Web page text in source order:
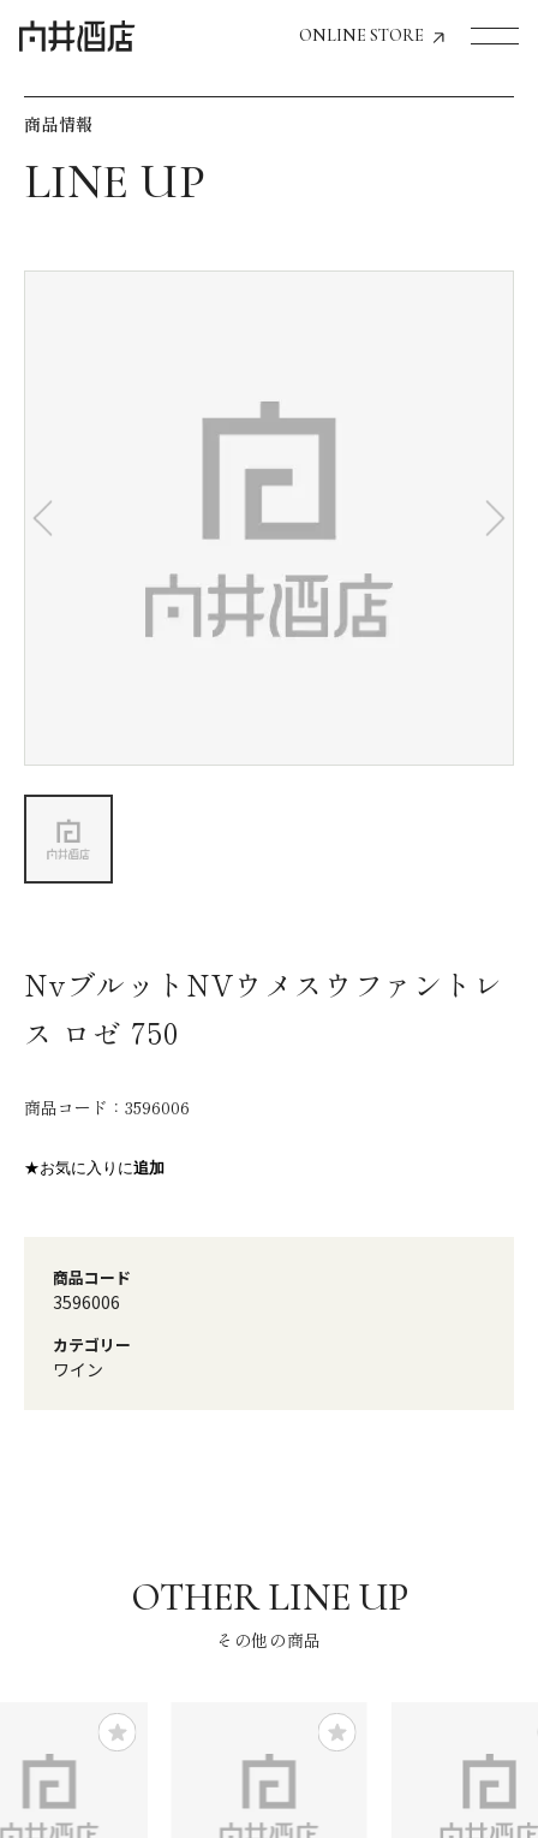
ONLINE STORE
飲食店経営のお客様
お気に入り機能の活用方法
会社情報
商品情報
NvブルットNVウメスウファントレ
ス ロゼ 750
商品コード： 3596006
★お気に入りに追加
商品コード
3596006
カテゴリー
ワイン
その他の商品